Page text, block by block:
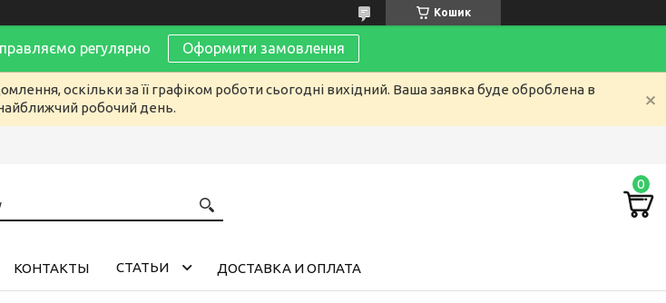
Кошик
регулярно Оформити замовлення
оскільки за її графіком роботи сьогодні вихідний. Ваша заявка буде оброблена в
робочий день.
КОНТАКТЫ CТАТЬИ ДОСТАВКА И ОПЛАТА